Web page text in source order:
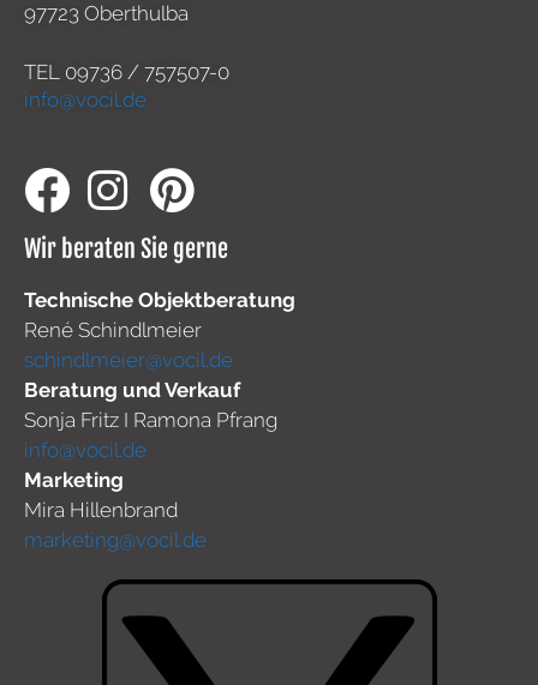
97723 Oberthulba
TEL 09736 / 757507-0
info@vocil.de
Wir beraten Sie gerne
Technische Objektberatung
René Schindlmeier
schindlmeier@vocil.de
Beratung und Verkauf
Sonja Fritz I Ramona Pfrang
info@vocil.de
Marketing
Mira Hillenbrand
marketing@vocil.de